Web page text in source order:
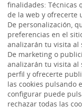
finalidades: Técnicas
de la web y ofrecerte
De personalización,
preferencias en el
analizarán tu visita al
De marketing o
analizarán tu visita al
perfil y ofrecerte
las cookies pulsando
configurar puede
rechazar todas las
LinkedIn
Instagram